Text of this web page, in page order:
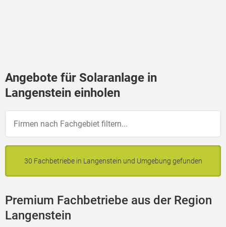
Angebote für Solaranlage in
Langenstein einholen
30 Fachbetriebe in Langenstein und Umgebung gefunden
Premium Fachbetriebe aus der Region
Langenstein